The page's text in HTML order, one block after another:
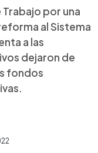
por una
al Sistema
a las
dejaron de
fondos